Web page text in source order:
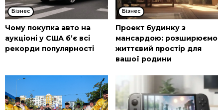
Бізнес
Чому покупка авто на
аукціоні у США б’є всі
рекорди популярності
Бізнес
Проект будинку з
мансардою: розширюємо
життєвий простір для
вашої родини